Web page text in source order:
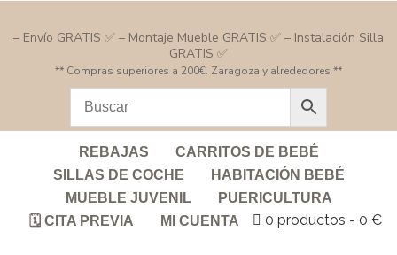
– Envío GRATIS ✅ – Montaje Mueble GRATIS ✅ – Instalación Silla
GRATIS ✅
** Compras superiores a 200€. Zaragoza y alrededores **
REBAJAS
CARRITOS DE BEBÉ
SILLAS DE COCHE
HABITACIÓN BEBÉ
MUEBLE JUVENIL
PUERICULTURA
🗓️ CITA PREVIA
MI CUENTA 0 productos 0 €